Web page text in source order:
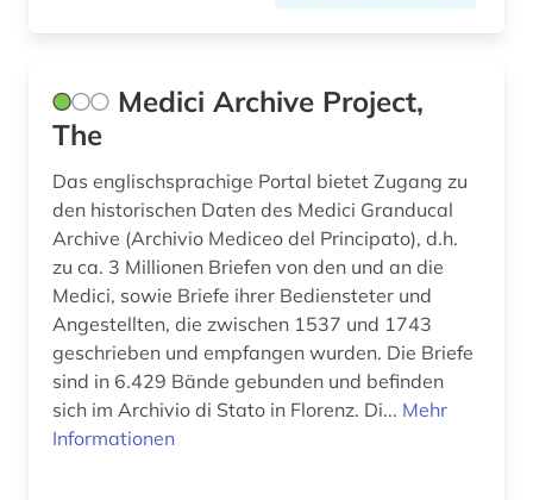
deutscher sprachraum (1)
deutsches liturgisches institut (1)
deutsches reich (1)
deutsches sprachgebiet (1)
deutschland (30)
deutschland &lt (1)
deutschland (ddr) (1)
Medici Archive Project,
The
Das englischsprachige Portal bietet Zugang zu
den historischen Daten des Medici Granducal
Archive (Archivio Mediceo del Principato), d.h.
zu ca. 3 Millionen Briefen von den und an die
Medici, sowie Briefe ihrer Bediensteter und
Angestellten, die zwischen 1537 und 1743
geschrieben und empfangen wurden. Die Briefe
sind in 6.429 Bände gebunden und befinden
sich im Archivio di Stato in Florenz. Di... Mehr
Informationen